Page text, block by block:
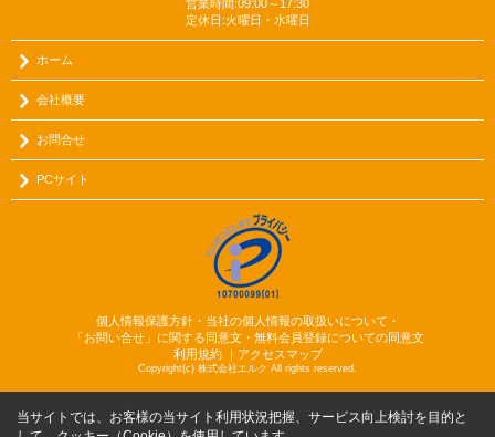
営業時間:09:00～17:30
定休日:火曜日・水曜日
ホーム
会社概要
お問合せ
PCサイト
個人情報保護方針・当社の個人情報の取扱いについて・
「お問い合せ」に関する同意文・無料会員登録についての同意文
利用規約｜ アクセスマップ
Copyright(c) 株式会社エルク All rights reserved.
当サイトでは、お客様の当サイト利用状況把握、サービス向上検討を目的と